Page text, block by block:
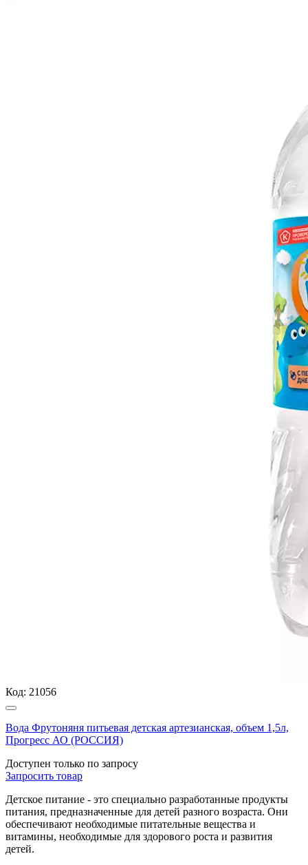
Код: 21056
Вода Фрутоняня питьевая детская артезианская, объем 1,5л,
Прогресс АО (РОССИЯ)
Доступен только по запросу
Запросить товар
Детское питание - это специально разработанные продукты
питания, предназначенные для детей разного возраста. Они
обеспечивают необходимые питательные вещества и
витамины, необходимые для здорового роста и развития
детей.